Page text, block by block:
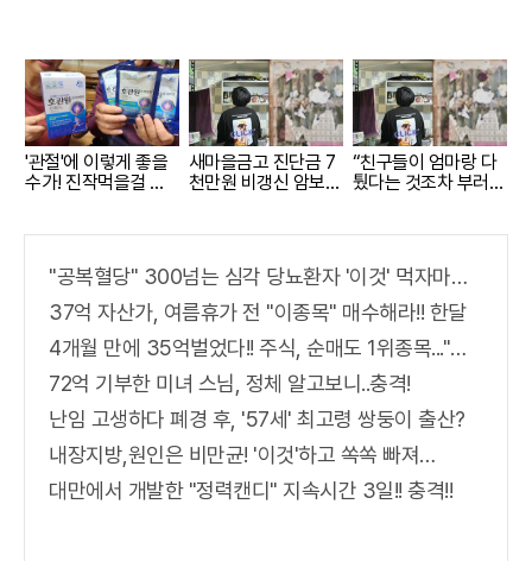
'관절'에 이렇게 좋을
수가! 진작먹을걸 그
새마을금고 진단금 7
천만원 비갱신 암보험
“친구들이 엄마랑 다
퉜다는 것조차 부러워
"공복혈당" 300넘는 심각 당뇨환자 '이것' 먹자마자..바로
37억 자산가, 여름휴가 전 "이종목" 매수해라!! 한달
4개월 만에 35억벌었다!! 주식, 순매도 1위종목..."충격"
72억 기부한 미녀 스님, 정체 알고보니..충격!
난임 고생하다 폐경 후, '57세' 최고령 쌍둥이 출산?
내장지방,원인은 비만균! '이것'하고 쏙쏙 빠져…
대만에서 개발한 "정력캔디" 지속시간 3일!! 충격!!